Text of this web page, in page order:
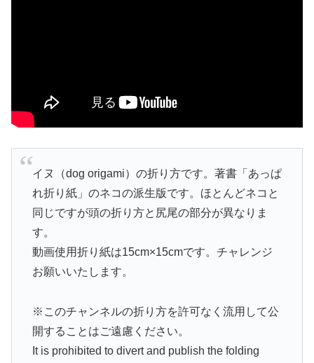
イヌ（dog origami）の折り方です。著書「あっぱ
れ折り紙」のネコの派生版です。ほとんどネコと
同じですが頭の折り方と尻尾の部分が異なりま
す。
動画使用折り紙は15cm×15cmです。チャレンジ
お願いいたします。
※このチャンネルの折り方を許可なく流用して公
開することはご遠慮ください。
It is prohibited to divert and publish the folding